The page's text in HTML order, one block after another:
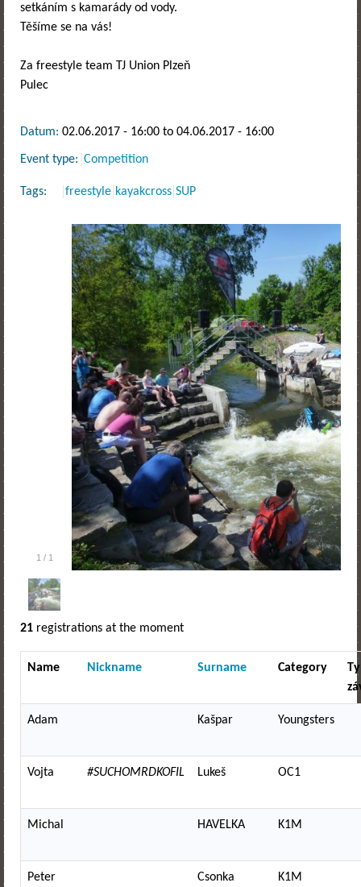
setkáním s kamarády od vody.
Těšíme se na vás!
Za freestyle team TJ Union Plzeň
Pulec
Datum: 02.06.2017 - 16:00 to 04.06.2017 - 16:00
Event type: Competition
Tags: freestyle kayakcross SUP
1 / 1
21 registrations at the moment
Name Nickname Surname Category
Adam Kašpar Youngsters
Vojta #SUCHOMRDKOFIL Lukeš OC1
Michal HAVELKA K1M
Peter Csonka K1M